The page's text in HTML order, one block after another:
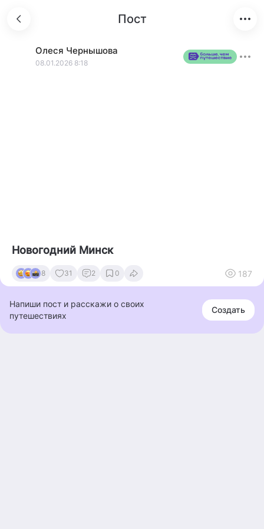
Пост
Олеся Чернышова
08.01.2026 8:18
Новогодний Минск
8 31 2 0 187
Напиши пост и расскажи о своих
путешествиях
Создать